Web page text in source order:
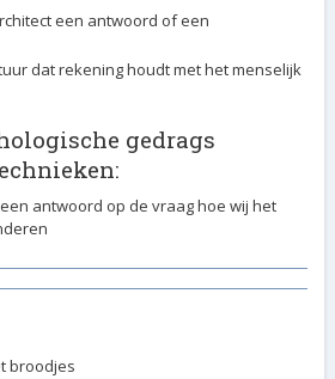
een antwoord of een
dat rekening houdt met het menselijk
gedrags
antwoord op de vraag hoe wij het
broodjes